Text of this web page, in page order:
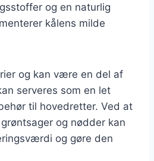
og en naturlig
kålens milde
og kan være en del af
serveres som en let
til hovedretter. Ved at
og nødder kan
og gøre den